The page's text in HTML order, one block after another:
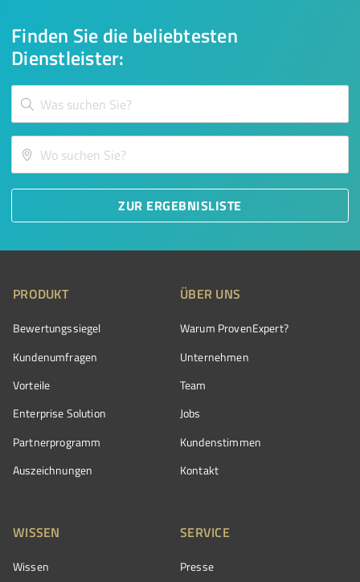
Finden Sie die beliebtesten
Dienstleister:
ZUR ERGEBNISLISTE
PRODUKT
Bewertungssiegel
Kundenumfragen
Vorteile
Enterprise Solution
Partnerprogramm
Auszeichnungen
ÜBER UNS
Warum ProvenExpert?
Unternehmen
Team
Jobs
Kundenstimmen
Kontakt
WISSEN
Wissen
SERVICE
Presse